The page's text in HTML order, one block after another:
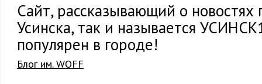
Сайт, рассказывающий о новостях
Усинска, так и называется
популярен в городе!
Блог им. WOFF